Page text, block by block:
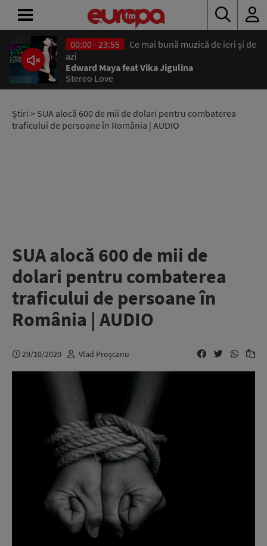
00:00 - 23:55
Ce mai bună muzică de ieri și de
azi
Edward Maya feat Vika Jigulina
Stereo Love
Știri > SUA alocă 600 de mii de dolari pentru combaterea
traficului de persoane în România | AUDIO
SUA alocă 600 de mii de
dolari pentru combaterea
traficului de persoane în
România | AUDIO
29/10/2020 Vlad Proșcanu
ACASĂ
ȘTIRI
RADIO